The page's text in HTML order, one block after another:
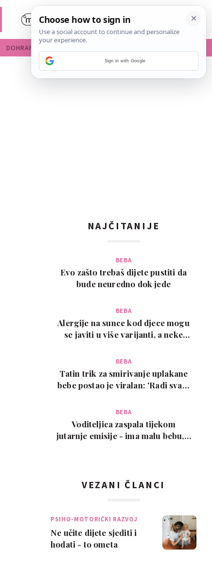
DOHRANA
NAJČITANIJE
BEBA
Evo zašto trebaš dijete pustiti da
bude neuredno dok jede
BEBA
Alergije na sunce kod djece mogu
se javiti u više varijanti, a neke
BEBA
Tatin trik za smirivanje uplakane
bebe postao je viralan: 'Radi svaki
BEBA
Voditeljica zaspala tijekom
jutarnje emisije - ima malu bebu, a
VEZANI ČLANCI
PSIHO-MOTORIČKI RAZVOJ
Ne učite dijete sjediti i
hodati - to ometa
Sign in with Google